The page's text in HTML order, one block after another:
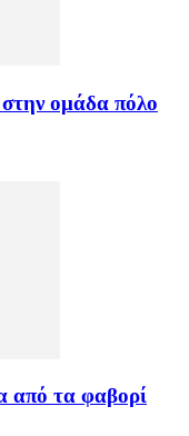
ομάδα πόλο
από τα φαβορί